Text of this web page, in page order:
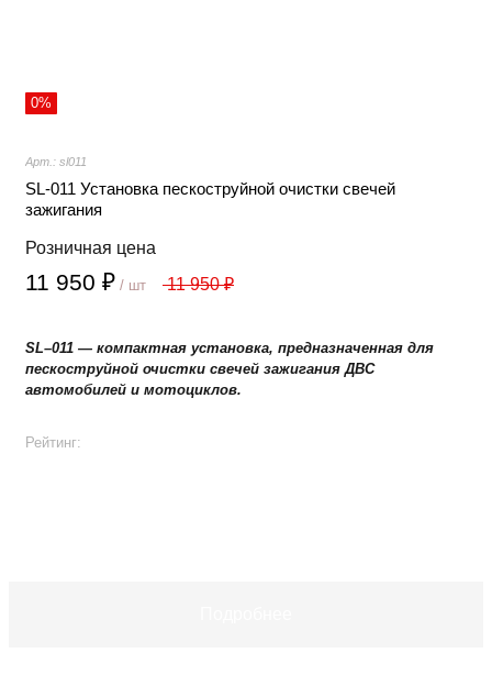
0%
Арт.: sl011
SL-011 Установка пескоструйной очистки свечей
зажигания
Розничная цена
11 950 ₽ / шт 11 950 ₽
SL–011 — компактная установка, предназначенная для
пескоструйной очистки свечей зажигания ДВС
автомобилей и мотоциклов.
Рейтинг: